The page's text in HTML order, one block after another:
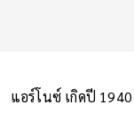
แอร์โนซ์ เกิดปี